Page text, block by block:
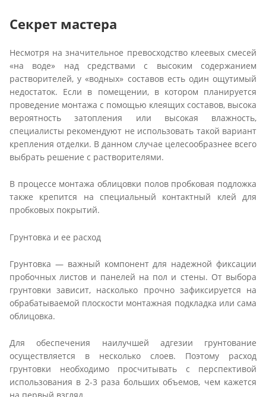
Секрет мастера
Несмотря на значительное превосходство клеевых смесей
«на воде» над средствами с высоким содержанием
растворителей, у «водных» составов есть один ощутимый
недостаток. Если в помещении, в котором планируется
проведение монтажа с помощью клеящих составов, высока
вероятность затопления или высокая влажность,
специалисты рекомендуют не использовать такой вариант
крепления отделки. В данном случае целесообразнее всего
выбрать решение с растворителями.
В процессе монтажа облицовки полов пробковая подложка
также крепится на специальный контактный клей для
пробковых покрытий.
Грунтовка и ее расход
Грунтовка — важный компонент для надежной фиксации
пробочных листов и панелей на пол и стены. От выбора
грунтовки зависит, насколько прочно зафиксируется на
обрабатываемой плоскости монтажная подкладка или сама
облицовка.
Для обеспечения наилучшей адгезии грунтование
осуществляется в несколько слоев. Поэтому расход
грунтовки необходимо просчитывать с перспективой
использования в 2-3 раза больших объемов, чем кажется